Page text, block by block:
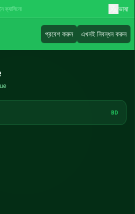
ক্যাসিনো ভাষা
প্রবেশ করুন এখনই নিবন্ধন করুন
BD